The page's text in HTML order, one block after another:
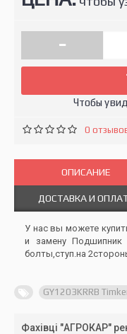
-
Чтобы
0
ОПИСАНИЕ
ДОСТАВКА И
У нас вы можете
и замену Подшипник
болты,ступ.на
GY1203KRRB
Фахівці "АГРОКАР"